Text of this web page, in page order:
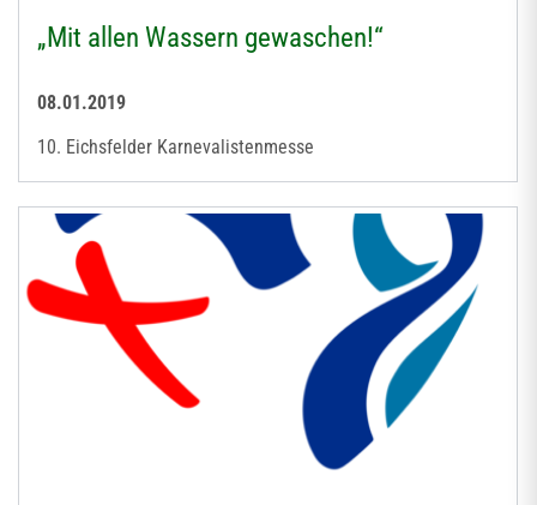
„Mit allen Wassern gewaschen!“
08.01.2019
10. Eichsfelder Karnevalistenmesse